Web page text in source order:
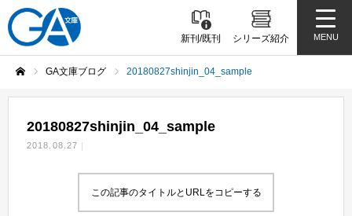
新刊/既刊 シリーズ紹介 MENU
GA文庫ブログ 20180827shinjin_04_sample
20180827shinjin_04_sample
2018.08.27
この記事のタイトルとURLをコピーする